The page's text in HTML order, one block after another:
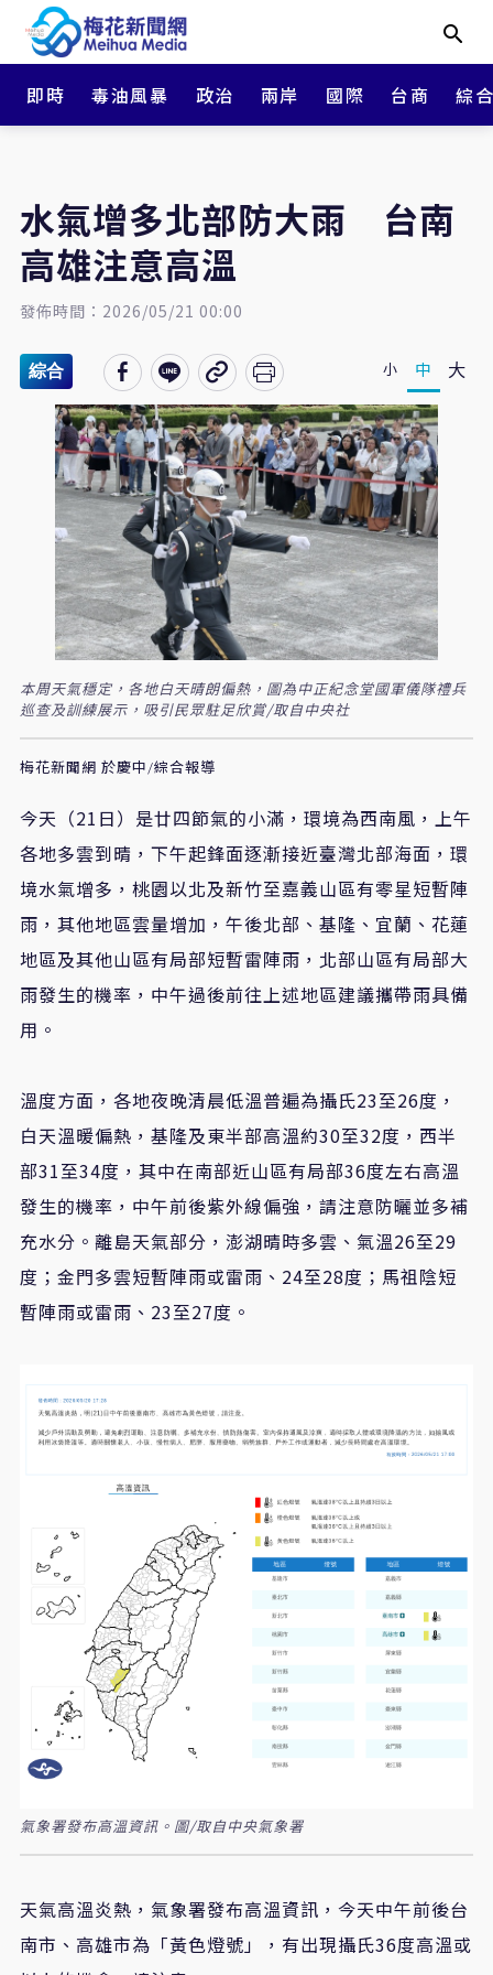
即時 毒油風暴 政治 兩岸 國際 台商 綜
水氣增多北部防大雨 台南
高雄注意高溫
發佈時間：2026/05/21 00:00
綜合 小 中 大
本周天氣穩定，各地白天晴朗偏熱，圖為中正紀念堂國軍儀隊禮兵
巡查及訓練展示，吸引民眾駐足欣賞/取自中央社
梅花新聞網 於慶中/綜合報導
今天（21日）是廿四節氣的小滿，環境為西南風，上午
各地多雲到晴，下午起鋒面逐漸接近臺灣北部海面，環
境水氣增多，桃園以北及新竹至嘉義山區有零星短暫陣
雨，其他地區雲量增加，午後北部、基隆、宜蘭、花蓮
地區及其他山區有局部短暫雷陣雨，北部山區有局部大
雨發生的機率，中午過後前往上述地區建議攜帶雨具備
用。
溫度方面，各地夜晚清晨低溫普遍為攝氏23至26度，
白天溫暖偏熱，基隆及東半部高溫約30至32度，西半
部31至34度，其中在南部近山區有局部36度左右高溫
發生的機率，中午前後紫外線偏強，請注意防曬並多補
充水分。離島天氣部分，澎湖晴時多雲、氣溫26至29
度；金門多雲短暫陣雨或雷雨、24至28度；馬祖陰短
暫陣雨或雷雨、23至27度。
氣象署發布高溫資訊。圖/取自中央氣象署
天氣高溫炎熱，氣象署發布高溫資訊，今天中午前後台
南市、高雄市為「黃色燈號」，有出現攝氏36度高溫或